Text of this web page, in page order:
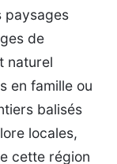
paysages
de
naturel
en famille ou
balisés
locales,
cette région